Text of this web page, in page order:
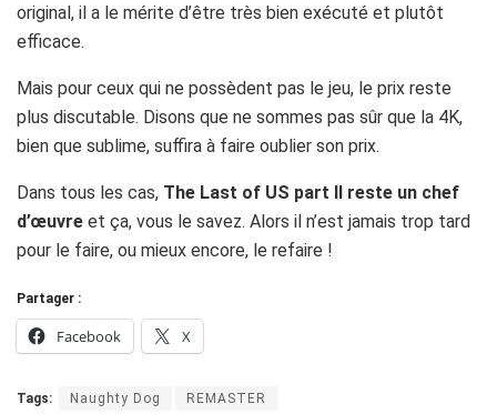
original, il a le mérite d’être très bien exécuté et plutôt
efficace.
Mais pour ceux qui ne possèdent pas le jeu, le prix reste
plus discutable. Disons que ne sommes pas sûr que la 4K,
bien que sublime, suffira à faire oublier son prix.
Dans tous les cas, The Last of US part II reste un chef
d’œuvre et ça, vous le savez. Alors il n’est jamais trop tard
pour le faire, ou mieux encore, le refaire !
Partager :
Facebook X
Tags: Naughty Dog REMASTER